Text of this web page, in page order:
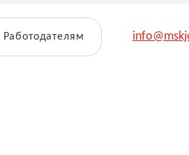
Работодателям